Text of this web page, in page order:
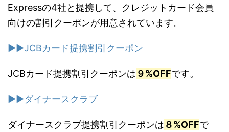
Expressの4社と提携して、クレジットカード会員
向けの割引クーポンが用意されています。
▶︎▶︎JCBカード提携割引クーポン
JCBカード提携割引クーポンは ９%OFFです。
▶︎▶︎ダイナースクラブ
ダイナースクラブ提携割引クーポンは ８%OFFで